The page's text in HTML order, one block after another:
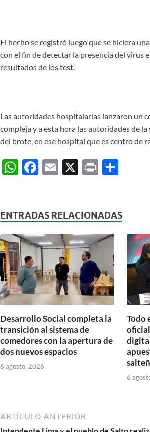
El hecho se registró luego que se hiciera
con el fin de detectar la presencia del virus
resultados de los test.
Las autoridades hospitalarias lanzaron un
compleja y a esta hora las autoridades de
del brote, en ese hospital que es centro de
W
s
A
p
p
F
b
o
o
k
E X P C
p
ar
ti
ENTRADAS RELACIONADAS
Desarrollo Social completa la
transición al sistema de
comedores con la apertura de
dos nuevos espacios
6 agosto, 2026
Todo
6
ARTÍCULO ANTERIOR